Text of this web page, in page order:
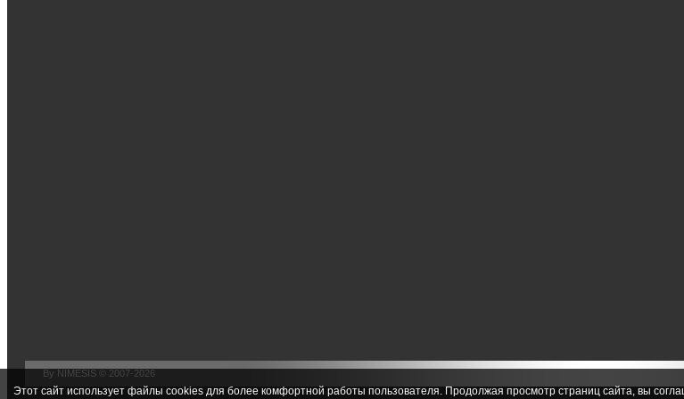
By NIMESIS © 2007-2026
Этот сайт использует файлы cookies для более комфортной работы пользователя. Продолжая просмотр страниц сайта, вы